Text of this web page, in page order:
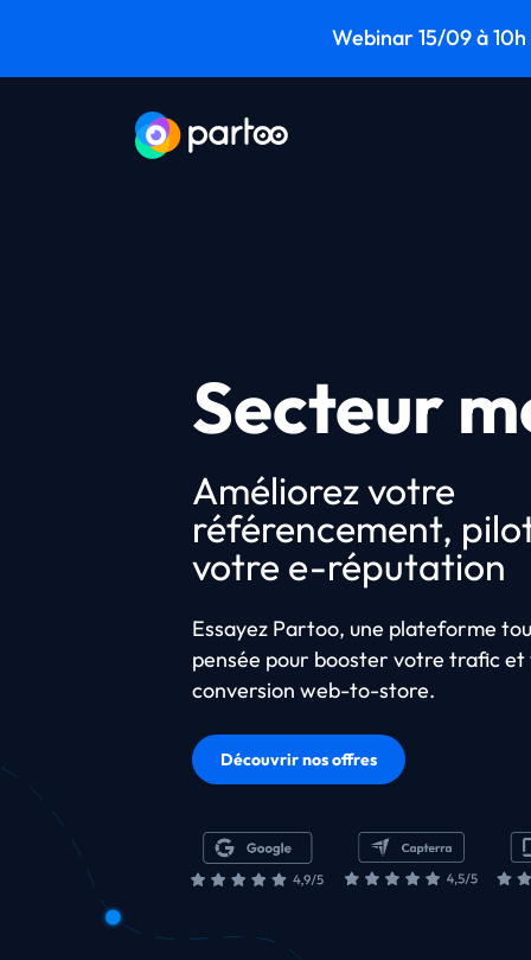
Webinar 15/09 à
Secteur
Améliorez votre
référencement,
votre e-réputation
Essayez Partoo, une plateforme
pensée pour booster votre trafic
conversion web-to-store.
Découvrir nos offres